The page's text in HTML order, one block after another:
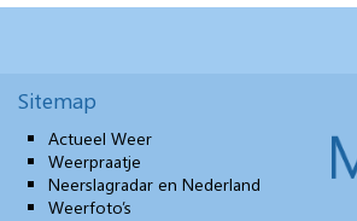
Sitemap
Actueel Weer
Weerpraatje
Neerslagradar en Nederland
Weerfoto’s